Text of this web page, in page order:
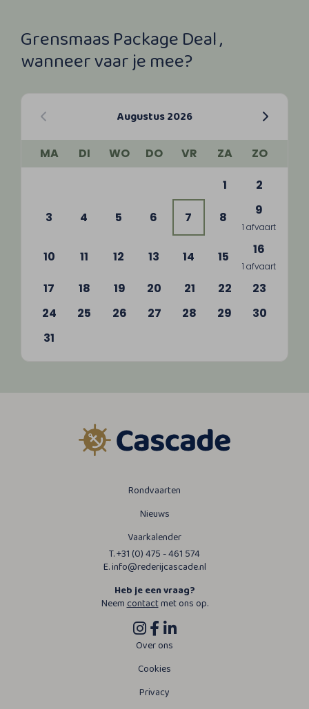
Grensmaas Package Deal ,
wanneer vaar je mee?
Augustus 2026
MA DI WO DO VR ZA
ZO
1
2
3 4 5 6 7 8 9
1 afvaart
10 11 12 13 14 15 16
1 afvaart
17 18 19 20 21 22
23
24
25 26 27 28 29
30
31
Rondvaarten
Nieuws
Vaarkalender
T. +31 (0) 475 - 461 574
E. info@rederijcascade.nl
Heb je een vraag?
Neemcontactmet ons op.
Over ons
Cookies
Privacy